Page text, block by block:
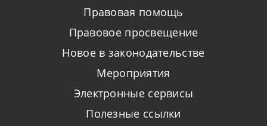
Правовая помощь
Правовое просвещение
Новое в законодательстве
Мероприятия
Электронные сервисы
Полезные ссылки